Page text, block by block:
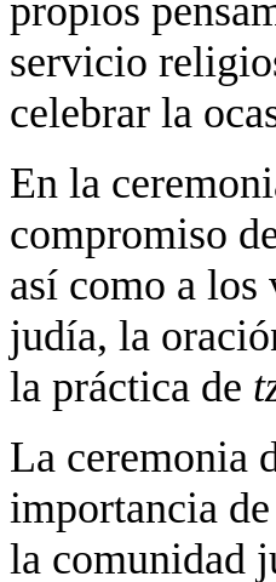
propios
servicio
celebrar la
En la
compromiso
así como a
judía, la
la práctica de
La ceremonia
importancia
la comunidad